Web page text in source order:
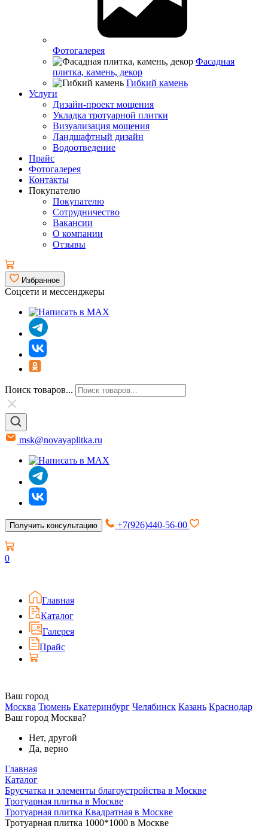
Фотогалерея
Фасадная
плитка, камень, декор
Гибкий камень
Услуги
Дизайн-проект мощения
Укладка тротуарной плитки
Визуализация мощения
Ландшафтный дизайн
Водоотведение
Прайс
Фотогалерея
Контакты
Покупателю
Покупателю
Сотрудничество
Вакансии
О компании
Отзывы
Избранное
Соцсети и мессенджеры
Поиск товаров...
msk@novayaplitka.ru
Получить консультацию +7(926)440-56-00
0
Главная
Каталог
Галерея
Прайс
Ваш город
Москва Тюмень Екатеринбург Челябинск Казань Краснодар
Ваш город Москва?
Нет, другой
Да, верно
Главная
Каталог
Брусчатка и элементы благоустройства в Москве
Тротуарная плитка в Москве
Тротуарная плитка Квадратная в Москве
Тротуарная плитка 1000*1000 в Москве